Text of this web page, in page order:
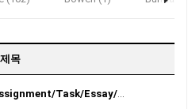
제목
Exam/Dissertation/Resume/Translation!